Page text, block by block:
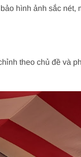
hình ảnh sắc nét,
theo chủ đề và